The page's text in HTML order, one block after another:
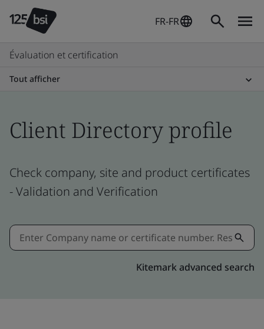
FR-FR
Évaluation et certification
Tout afficher
Client Directory profile
Check company, site and product certificates
- Validation and Verification
Kitemark advanced search